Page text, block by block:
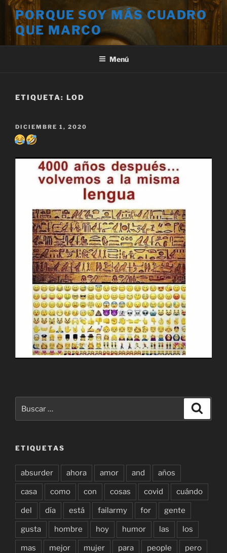
Saltar
contenido
PORQUE SOY MÁS CUADRO
QUE MARCO
Menú
ETIQUETA: LOD
PUBLICADO
EL
DICIEMBRE 1, 2020
ETIQUETAS
absurder ahora amor and años
casa como con cosas covid cuándo
del día está failarmy for gente
gusta hombre hoy humor las los
mas mejor mujer para people pero